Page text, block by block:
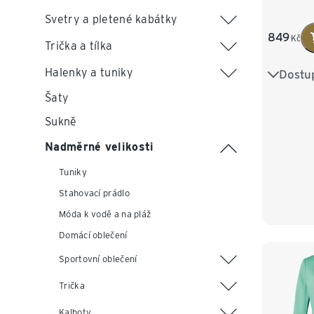
Svetry a pletené kabátky
Trička a tílka
Halenky a tuniky
Šaty
Sukně
Nadměrné velikosti
Tuniky
Stahovací prádlo
Móda k vodě a na pláž
Domácí oblečení
Sportovní oblečení
Trička
849 Kč
36